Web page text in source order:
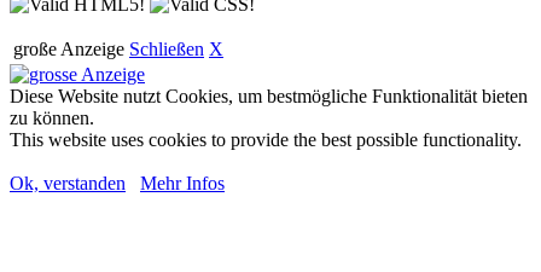
große Anzeige Schließen X
Diese Website nutzt Cookies, um bestmögliche Funktionalität bieten
zu können.
This website uses cookies to provide the best possible functionality.
Ok, verstanden Mehr Infos